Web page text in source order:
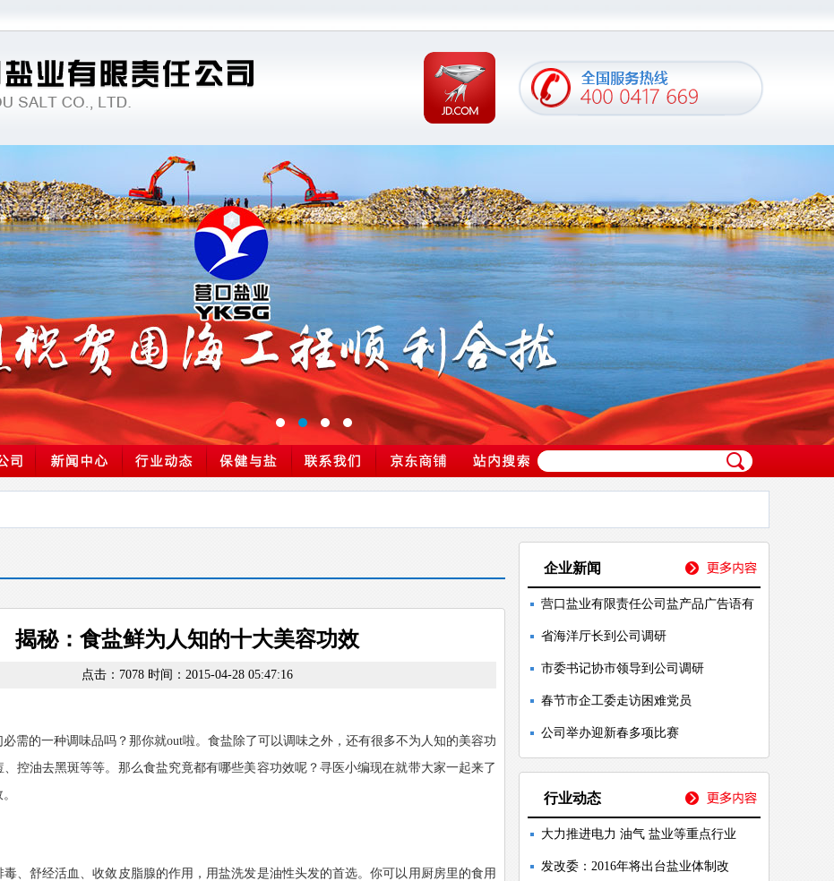
揭秘：食盐鲜为人知的十大美容功效
点击：7078 时间：2015-04-28 05:47:16
需的一种调味品吗？那你就out啦。食盐除了可以调味之外，还有很多不为人知的美容功
控油去黑斑等等。那么食盐究竟都有哪些美容功效呢？寻医小编现在就带大家一起来了
、舒经活血、收敛皮脂腺的作用，用盐洗发是油性头发的首选。你可以用厨房里的食用
企业新闻
营口盐业有限责任公司盐产品广告语有
省海洋厅长到公司调研
市委书记协市领导到公司调研
春节市企工委走访困难党员
公司举办迎新春多项比赛
行业动态
大力推进电力 油气 盐业等重点行业
发改委：2016年将出台盐业体制改